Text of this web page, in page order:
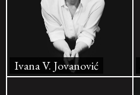
Ivana V. Jovanović